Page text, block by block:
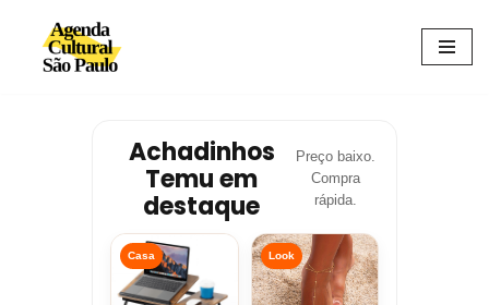
Avançar
Achadinhos
Temu em
destaque
Preço baixo.
Compra
rápida.
Casa Look